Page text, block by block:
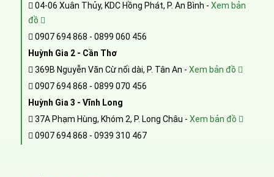
04-06 Xuân Thủy, KDC Hồng Phát, P. An Bình - Xem bản
đồ
0907 694 868 - 0899 060 456
Huỳnh Gia 2 - Cần Thơ
369B Nguyễn Văn Cừ nối dài, P. Tân An - Xem bản đồ
0907 694 868 - 0899 070 456
Huỳnh Gia 3 - Vĩnh Long
37A Phạm Hùng, Khóm 2, P. Long Châu - Xem bản đồ
0907 694 868 - 0939 310 467